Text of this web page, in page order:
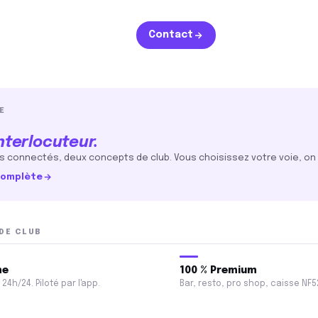
shop, caisse NF525.
Contact
connectés, deux concepts de club. Vous choisissez votre voie,
CLUB
24. Piloté par l'app.
100 % Premium
Bar, resto, pro shop, caisse
de